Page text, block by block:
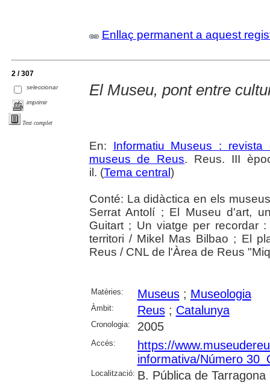
Enllaç permanent a aquest
2 / 307
seleccionar
imprimir
Text complet
El Museu, pont entre
En: Informatiu Museus :
museus de Reus. Reus. III
il. (Tema central )
Conté: La didàctica en els
Serrat Antolí ; El Museu d'art,
Guitart ; Un viatge per recordar
territori / Mikel Mas Bilbao ; El
Reus / CNL de l'Àrea de Reus
Matèries: Museus; Museologia
Àmbit: Reus; Catalunya
Cronologia: 2005
Accés:
https://
informativa/Número
Localització: B. Pública de Tarragona